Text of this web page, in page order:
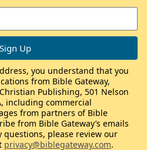
you understand that you
from Bible Gateway,
Publishing, 501 Nelson
including commercial
from partners of Bible
from Bible Gateway’s emails
questions, please review our
privacy@biblegateway.com.